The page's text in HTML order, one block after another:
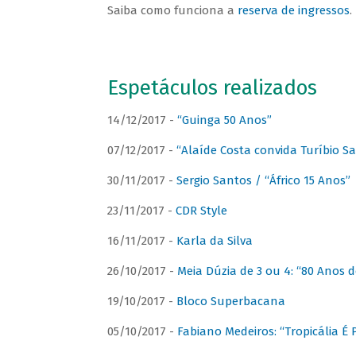
Saiba como funciona a reserva de ingressos.
Espetáculos realizados
14/12/2017 - “Guinga 50 Anos”
07/12/2017 - “Alaíde Costa convida Turíbio
30/11/2017 - Sergio Santos / “Áfrico 15 Anos”
23/11/2017 - CDR Style
16/11/2017 - Karla da Silva
26/10/2017 - Meia Dúzia de 3 ou 4: “80 Anos
19/10/2017 - Bloco Superbacana
05/10/2017 - Fabiano Medeiros: “Tropicália É